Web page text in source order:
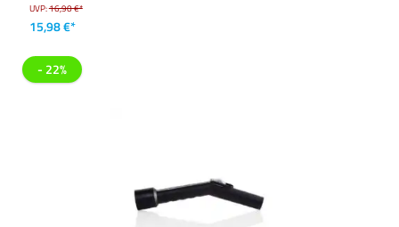
UVP:16,90 €*
15,98 €*
- 22%